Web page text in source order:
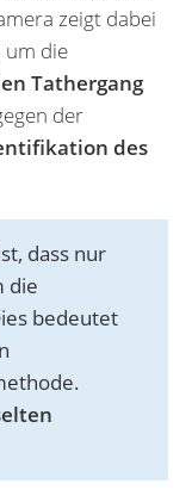
zeigt dabei
um die
Tathergang
der
des
dass nur
die
bedeutet